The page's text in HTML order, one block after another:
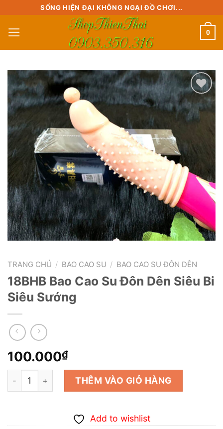
content
SỐNG HIỆN ĐẠI KHÔNG NGẠI ĐỒ CHƠI...
0
Add to
TRANG CHỦ / BAO CAO SU / BAO CAO SU ĐÔN DÊN
18BHB Bao Cao Su Đôn Dên Siêu Bi
Siêu Sướng
100.000₫
18BHB Bao Cao Su Đôn Dên Siêu Bi Siêu Sướng số lượng
THÊM VÀO GIỎ HÀNG
Add to wishlist